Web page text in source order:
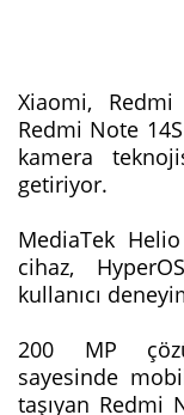
Xiaomi,
Redmi Note
kamera
getiriyor.
MediaTek
cihaz,
kullanıcı
200 MP
sayesinde
taşıyan Redmi